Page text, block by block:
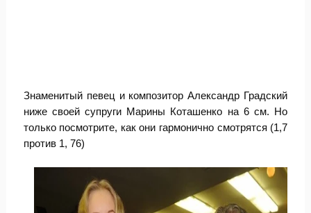
Знаменитый певец и композитор Александр Градский
ниже своей супруги Марины Коташенко на 6 см. Но
только посмотрите, как они гармонично смотрятся (1,7
против 1, 76)